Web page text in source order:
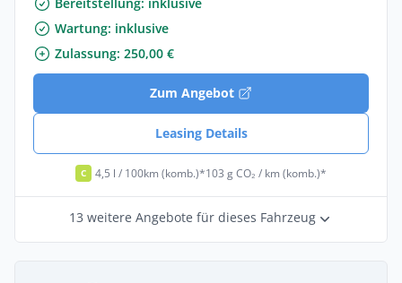
Bereitstellung: inklusive
Wartung: inklusive
Zulassung: 250,00 €
Zum Angebot
Leasing Details
C 4,5 l / 100km (komb.)*103 g CO₂ / km (komb.)*
13 weitere Angebote für dieses Fahrzeug